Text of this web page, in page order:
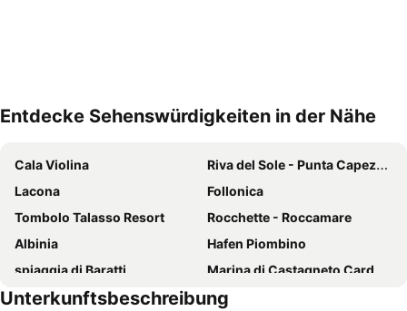
Entdecke Sehenswürdigkeiten in der Nähe
Cala Violina
Riva del Sole - Punta Capezzolo
Lacona
Follonica
Tombolo Talasso Resort
Rocchette - Roccamare
Albinia
Hafen Piombino
spiaggia di Baratti
Marina di Castagneto Carducci
Marina di Castagneto Carducci Lido
Procchio
Unterkunftsbeschreibung